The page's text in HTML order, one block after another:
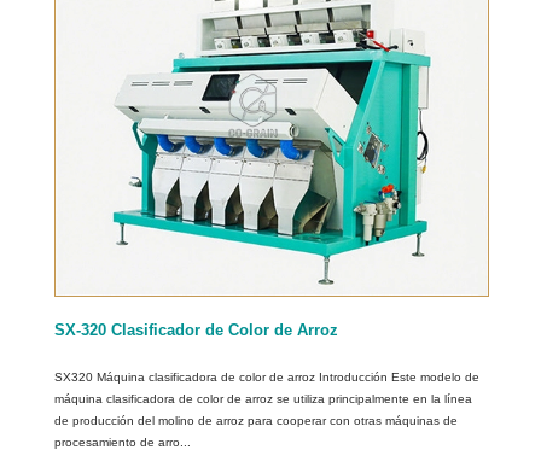
SX-320 Clasificador de Color de Arroz
SX320 Máquina clasificadora de color de arroz Introducción Este modelo de
máquina clasificadora de color de arroz se utiliza principalmente en la línea
de producción del molino de arroz para cooperar con otras máquinas de
procesamiento de arro...